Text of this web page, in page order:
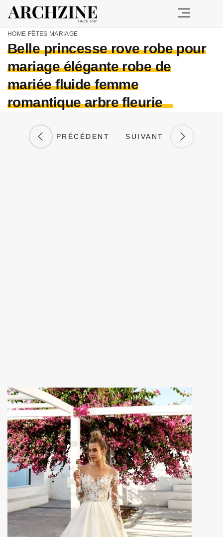
HOME FÊTES MARIAGE
Belle princesse rove robe pour
mariage élégante robe de
mariée fluide femme
romantique arbre fleurie
PRÉCÉDENT SUIVANT